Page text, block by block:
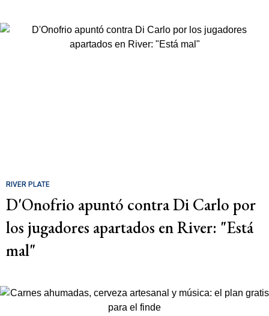
RIVER PLATE
D'Onofrio apuntó contra Di Carlo por
los jugadores apartados en River: "Está
mal"